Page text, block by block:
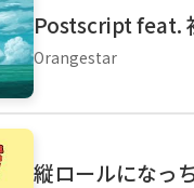
Postscript feat.
Orangestar
縦ロールになっ